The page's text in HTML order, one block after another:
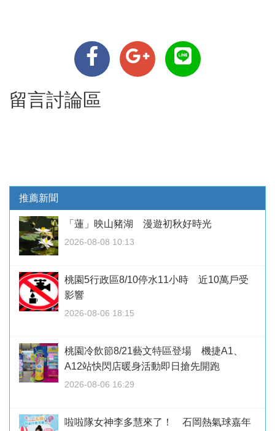
留言討論區
推薦新聞
「蓮」映山豬湖 漫遊初秋好時光
2026-08-08 10:13
桃園5行政區8/10停水11小時 近10萬戶受
影響
2026-08-06 18:15
桃園冷飲節8/21藝文特區登場 機捷A1、
A12站快閃店暖身活動即日搶先開跑
2026-08-06 16:29
啦啦隊女神李多慧來了！ 石岡熱氣球嘉年